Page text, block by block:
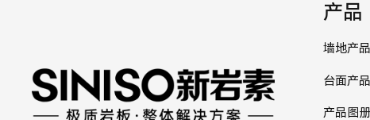
产品
墙地产品
台面产品
产品图册